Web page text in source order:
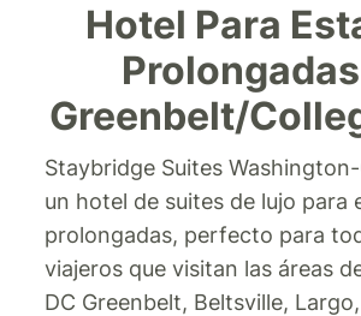
Hotel Para
Greenbelt/
Staybridge Suites
un hotel de suites de lujo para
prolongadas, perfecto para
viajeros que visitan las áreas
DC Greenbelt, Beltsville,